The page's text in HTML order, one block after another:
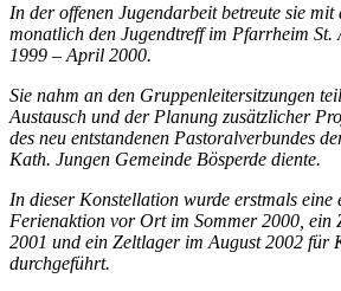
In der offenen Jugendarbeit betreute sie
monatlich den Jugendtreff im Pfarrheim St.
1999 – April 2000.
Sie nahm an den Gruppenleitersitzungen
Austausch und der Planung zusätzlicher
des neu entstandenen Pastoralverbundes
Kath. Jungen Gemeinde Bösperde diente.
In dieser Konstellation wurde erstmals eine
Ferienaktion vor Ort im Sommer 2000, ein
2001 und ein Zeltlager im August 2002 für
durchgeführt.